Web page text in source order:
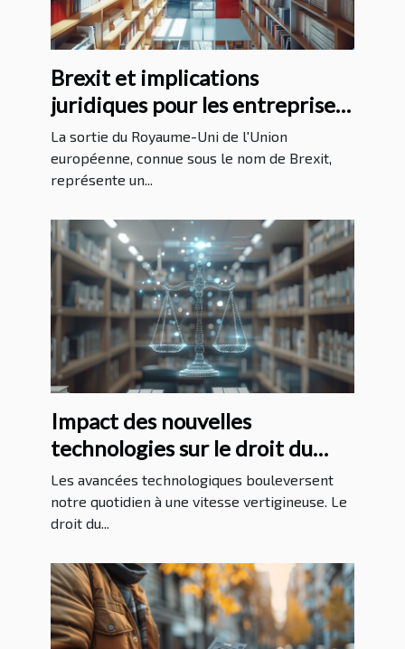
Brexit et implications
juridiques pour les entreprises
françaises commerce, fiscalité
et réglementations
La sortie du Royaume-Uni de l'Union
européenne, connue sous le nom de Brexit,
représente un...
Impact des nouvelles
technologies sur le droit du
travail en France
Les avancées technologiques bouleversent
notre quotidien à une vitesse vertigineuse. Le
droit du...